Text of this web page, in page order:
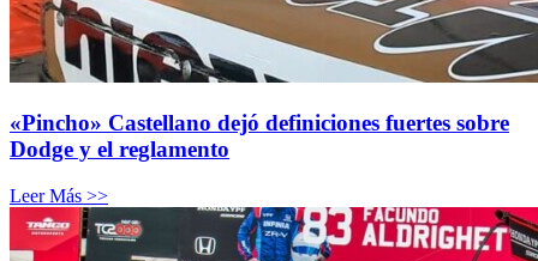
«Pincho» Castellano dejó definiciones fuertes sobre
Dodge y el reglamento
Leer Más >>